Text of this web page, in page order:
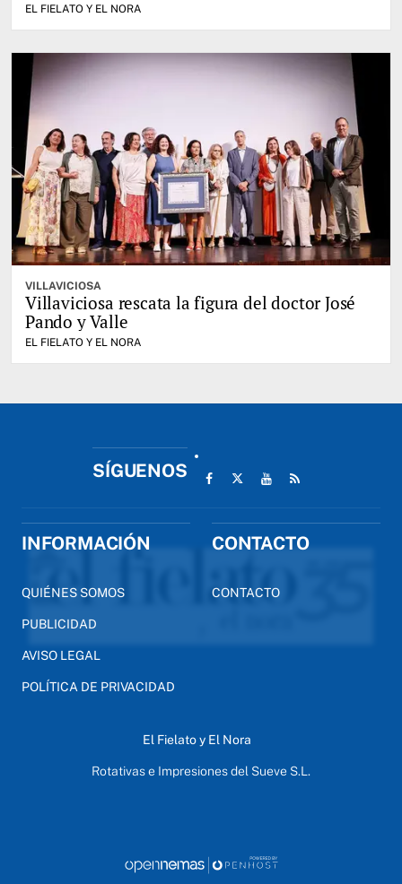
EL FIELATO Y EL NORA
VILLAVICIOSA
Villaviciosa rescata la figura del doctor José
Pando y Valle
EL FIELATO Y EL NORA
SÍGUENOS
INFORMACIÓN
QUIÉNES SOMOS
PUBLICIDAD
AVISO LEGAL
POLÍTICA DE PRIVACIDAD
CONTACTO
CONTACTO
El Fielato y El Nora
Rotativas e Impresiones del Sueve S.L.